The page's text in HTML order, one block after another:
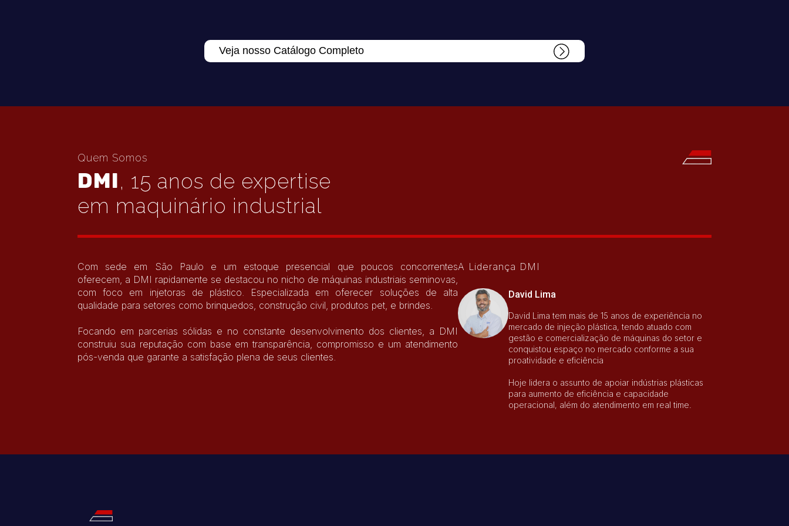
Veja nosso Catálogo Completo
Quem Somos
DMI, 15 anos de expertise
em maquinário industrial
Com sede em São Paulo e um estoque presencial que poucos concorrentes
oferecem, a DMI rapidamente se destacou no nicho de máquinas industriais seminovas,
com foco em injetoras de plástico. Especializada em oferecer soluções de alta
qualidade para setores como brinquedos, construção civil, produtos pet, e brindes.
Focando em parcerias sólidas e no constante desenvolvimento dos clientes, a DMI
construiu sua reputação com base em transparência, compromisso e um atendimento
pós-venda que garante a satisfação plena de seus clientes.
A Liderança DMI
David Lima
David Lima tem mais de 15 anos de experiência no
mercado de injeção plástica, tendo atuado com
gestão e comercialização de máquinas do setor e
conquistou espaço no mercado conforme a sua
proatividade e eficiência
Hoje lidera o assunto de apoiar indústrias plásticas
para aumento de eficiência e capacidade
operacional, além do atendimento em real time.